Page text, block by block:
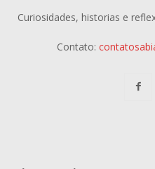
Curiosidades, historias e
Contato: